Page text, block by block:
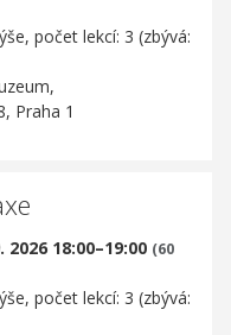
počet lekcí: 3 (zbývá:
Praha 1
18:00–19:00 (60
počet lekcí: 3 (zbývá: